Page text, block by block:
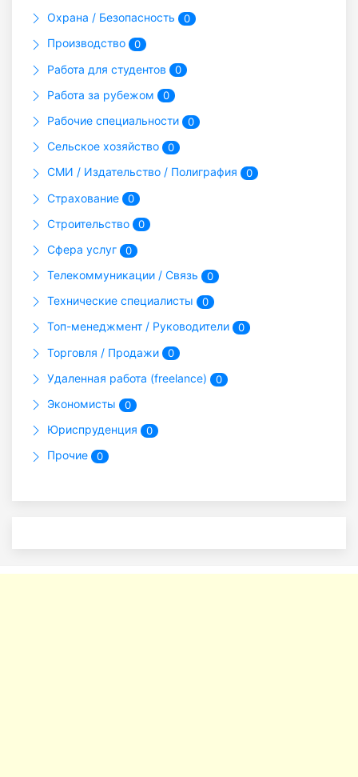
Охрана / Безопасность 0
Производство 0
Работа для студентов 0
Работа за рубежом 0
Рабочие специальности 0
Сельское хозяйство 0
СМИ / Издательство / Полиграфия 0
Страхование 0
Строительство 0
Сфера услуг 0
Телекоммуникации / Связь 0
Технические специалисты 0
Топ-менеджмент / Руководители 0
Торговля / Продажи 0
Удаленная работа (freelance) 0
Экономисты 0
Юриспруденция 0
Прочие 0